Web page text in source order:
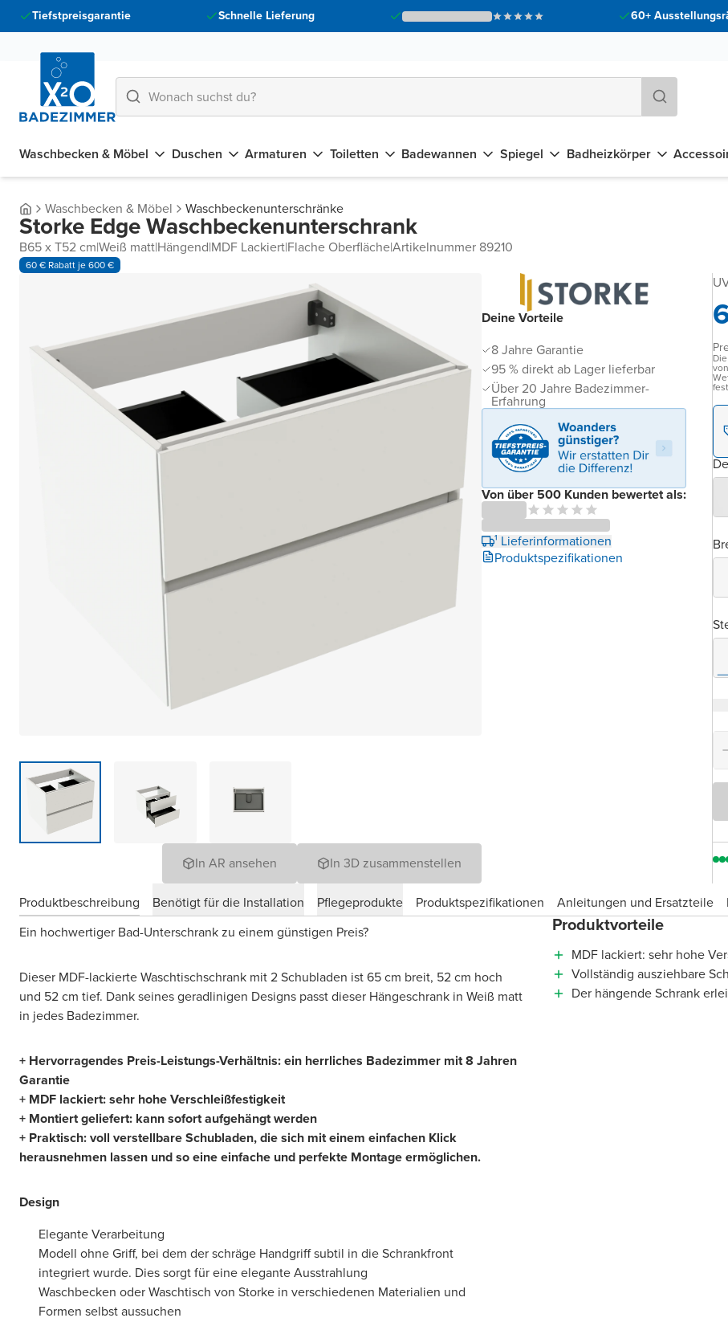
Tiefstpreisgarantie Schnelle Lieferung 60+
Waschbecken & Möbel Duschen Armaturen Toiletten Badewannen Spiegel Badheizkörper
Waschbecken & Möbel Waschbeckenunterschränke
Storke Edge Waschbeckenunterschrank
B65 x T52 cm|Weiß matt|Hängend|MDF Lackiert|Flache Oberfläche|Artikelnummer 89210
60 € Rabatt je 600 €
In AR ansehen In 3D zusammenstellen
Deine Vorteile
8 Jahre Garantie
95 % direkt ab Lager lieferbar
Über 20 Jahre Badezimmer-
Erfahrung
Von über 500 Kunden bewertet als:
¹ Lieferinformationen
Produktspezifikationen
Produktbeschreibung Benötigt für die Installation Pflegeprodukte Produktspezifikationen Anleitungen und Ersatzteile
Ein hochwertiger Bad-Unterschrank zu einem günstigen Preis?
Dieser MDF-lackierte Waschtischschrank mit 2 Schubladen ist 65 cm breit, 52 cm hoch
und 52 cm tief. Dank seines geradlinigen Designs passt dieser Hängeschrank in Weiß matt
in jedes Badezimmer.
+ Hervorragendes Preis-Leistungs-Verhältnis: ein herrliches Badezimmer mit 8 Jahren
Garantie
+ MDF lackiert: sehr hohe Verschleißfestigkeit
+ Montiert geliefert: kann sofort aufgehängt werden
+ Praktisch: voll verstellbare Schubladen, die sich mit einem einfachen Klick
herausnehmen lassen und so eine einfache und perfekte Montage ermöglichen.
Design
Elegante Verarbeitung
Modell ohne Griff, bei dem der schräge Handgriff subtil in die Schrankfront
integriert wurde. Dies sorgt für eine elegante Ausstrahlung
Waschbecken oder Waschtisch von Storke in verschiedenen Materialien und
Formen selbst aussuchen
Produktvorteile
MDF lackiert: sehr hohe
Vollständig ausziehbare
Der hängende Schrank